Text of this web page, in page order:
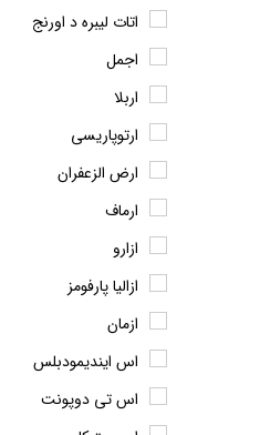
اتات لیبره د اورنج
اجمل
اربلا
ارتوپاریسی
ارض الزعفران
ارماف
ازارو
ازالیا پارفومز
ازمان
اس ایندیمودبلس
اس تی دوپونت